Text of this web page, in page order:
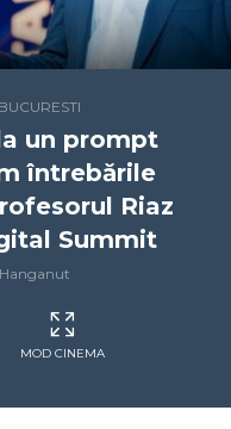
un prompt
întrebările
Riaz
Summit
MOD CINEMA